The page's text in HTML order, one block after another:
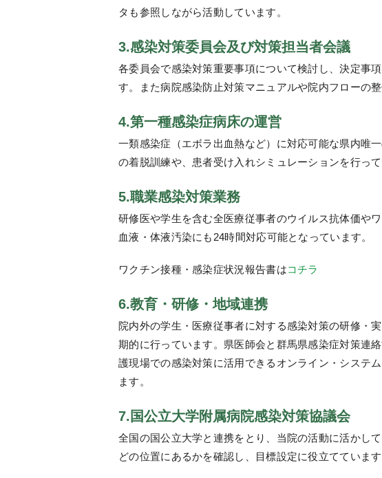
タも参照しながら活動しています。
3.感染対策委員会及び対策担当者会議
各委員会で感染対策重要事項について検討し、決定事
す。また病院感染防止対策マニュアルや院内フローの
4.第一種感染症病床の運営
一類感染症（エボラ出血熱など）に対応可能な県内唯
の着脱訓練や、患者受け入れシミュレーションを行って
5.職業感染対策業務
研修医や学生を含む全医療従事者のウイルス抗体価や
血液・体液汚染にも24時間対応可能となっています。
ワクチン接種・感染症状況報告書はコチラ
6.教育・研修・地域連携
院内外の学生・医療従事者に対する感染対策の研修・
期的に行っています。県医師会と群馬県感染症対策連
護現場での感染対策に活用できるオンライン・システ
ます。
7.国公立大学附属病院感染対策協議会
全国の国公立大学と連携をとり、当院の活動に活かし
どの位置にあるかを確認し、目標設定に役立てています